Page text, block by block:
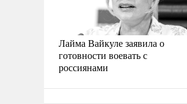
Лайма Вайкуле заявила о
готовности воевать с
россиянами